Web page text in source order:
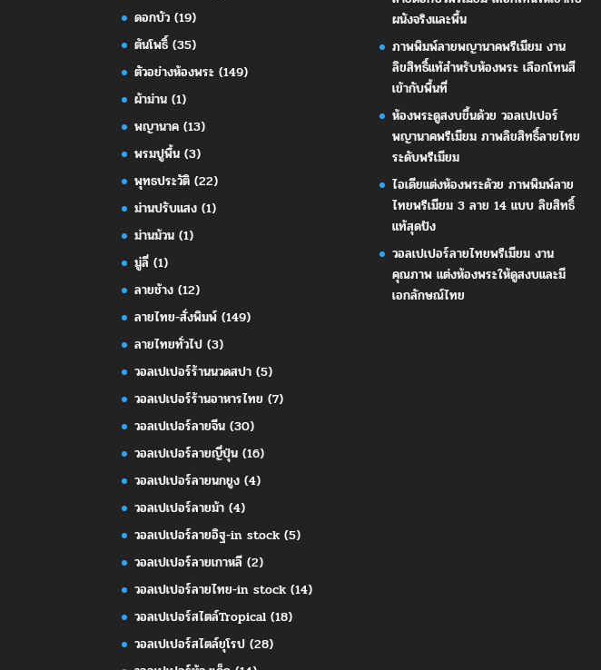
ดอกบัว (19)
ต้นโพธิ์ (35)
ตัวอย่างห้องพระ (149)
ผ้าม่าน (1)
พญานาค (13)
พรมปูพื้น (3)
พุทธประวัติ (22)
ม่านปรับแสง (1)
ม่านม้วน (1)
มู่ลี่ (1)
ลายช้าง (12)
ลายไทย-สั่งพิมพ์ (149)
ลายไทยทั่วไป (3)
วอลเปเปอร์ร้านนวดสปา (5)
วอลเปเปอร์ร้านอาหารไทย (7)
วอลเปเปอร์ลายจีน (30)
วอลเปเปอร์ลายญี่ปุ่น (16)
วอลเปเปอร์ลายนกยูง (4)
วอลเปเปอร์ลายม้า (4)
วอลเปเปอร์ลายอิฐ-in stock (5)
วอลเปเปอร์ลายเกาหลี (2)
วอลเปเปอร์ลายไทย-in stock (14)
วอลเปเปอร์สไตล์Tropical (18)
วอลเปเปอร์สไตล์ยุโรป (28)
ผนังจริงและพื้น
ภาพพิมพ์ลายพญานาคพรีเมียม งาน
ลิขสิทธิ์แท้สำหรับห้องพระ เลือกโทนสี
เข้ากับพื้นที่
ห้องพระดูสงบขึ้นด้วย วอลเปเปอร์
พญานาคพรีเมียม ภาพลิขสิทธิ์ลายไทย
ระดับพรีเมียม
ไอเดียแต่งห้องพระด้วย ภาพพิมพ์ลาย
ไทยพรีเมียม 3 ลาย 14 แบบ ลิขสิทธิ์
แท้สุดปัง
วอลเปเปอร์ลายไทยพรีเมียม งาน
คุณภาพ แต่งห้องพระให้ดูสงบและมี
เอกลักษณ์ไทย